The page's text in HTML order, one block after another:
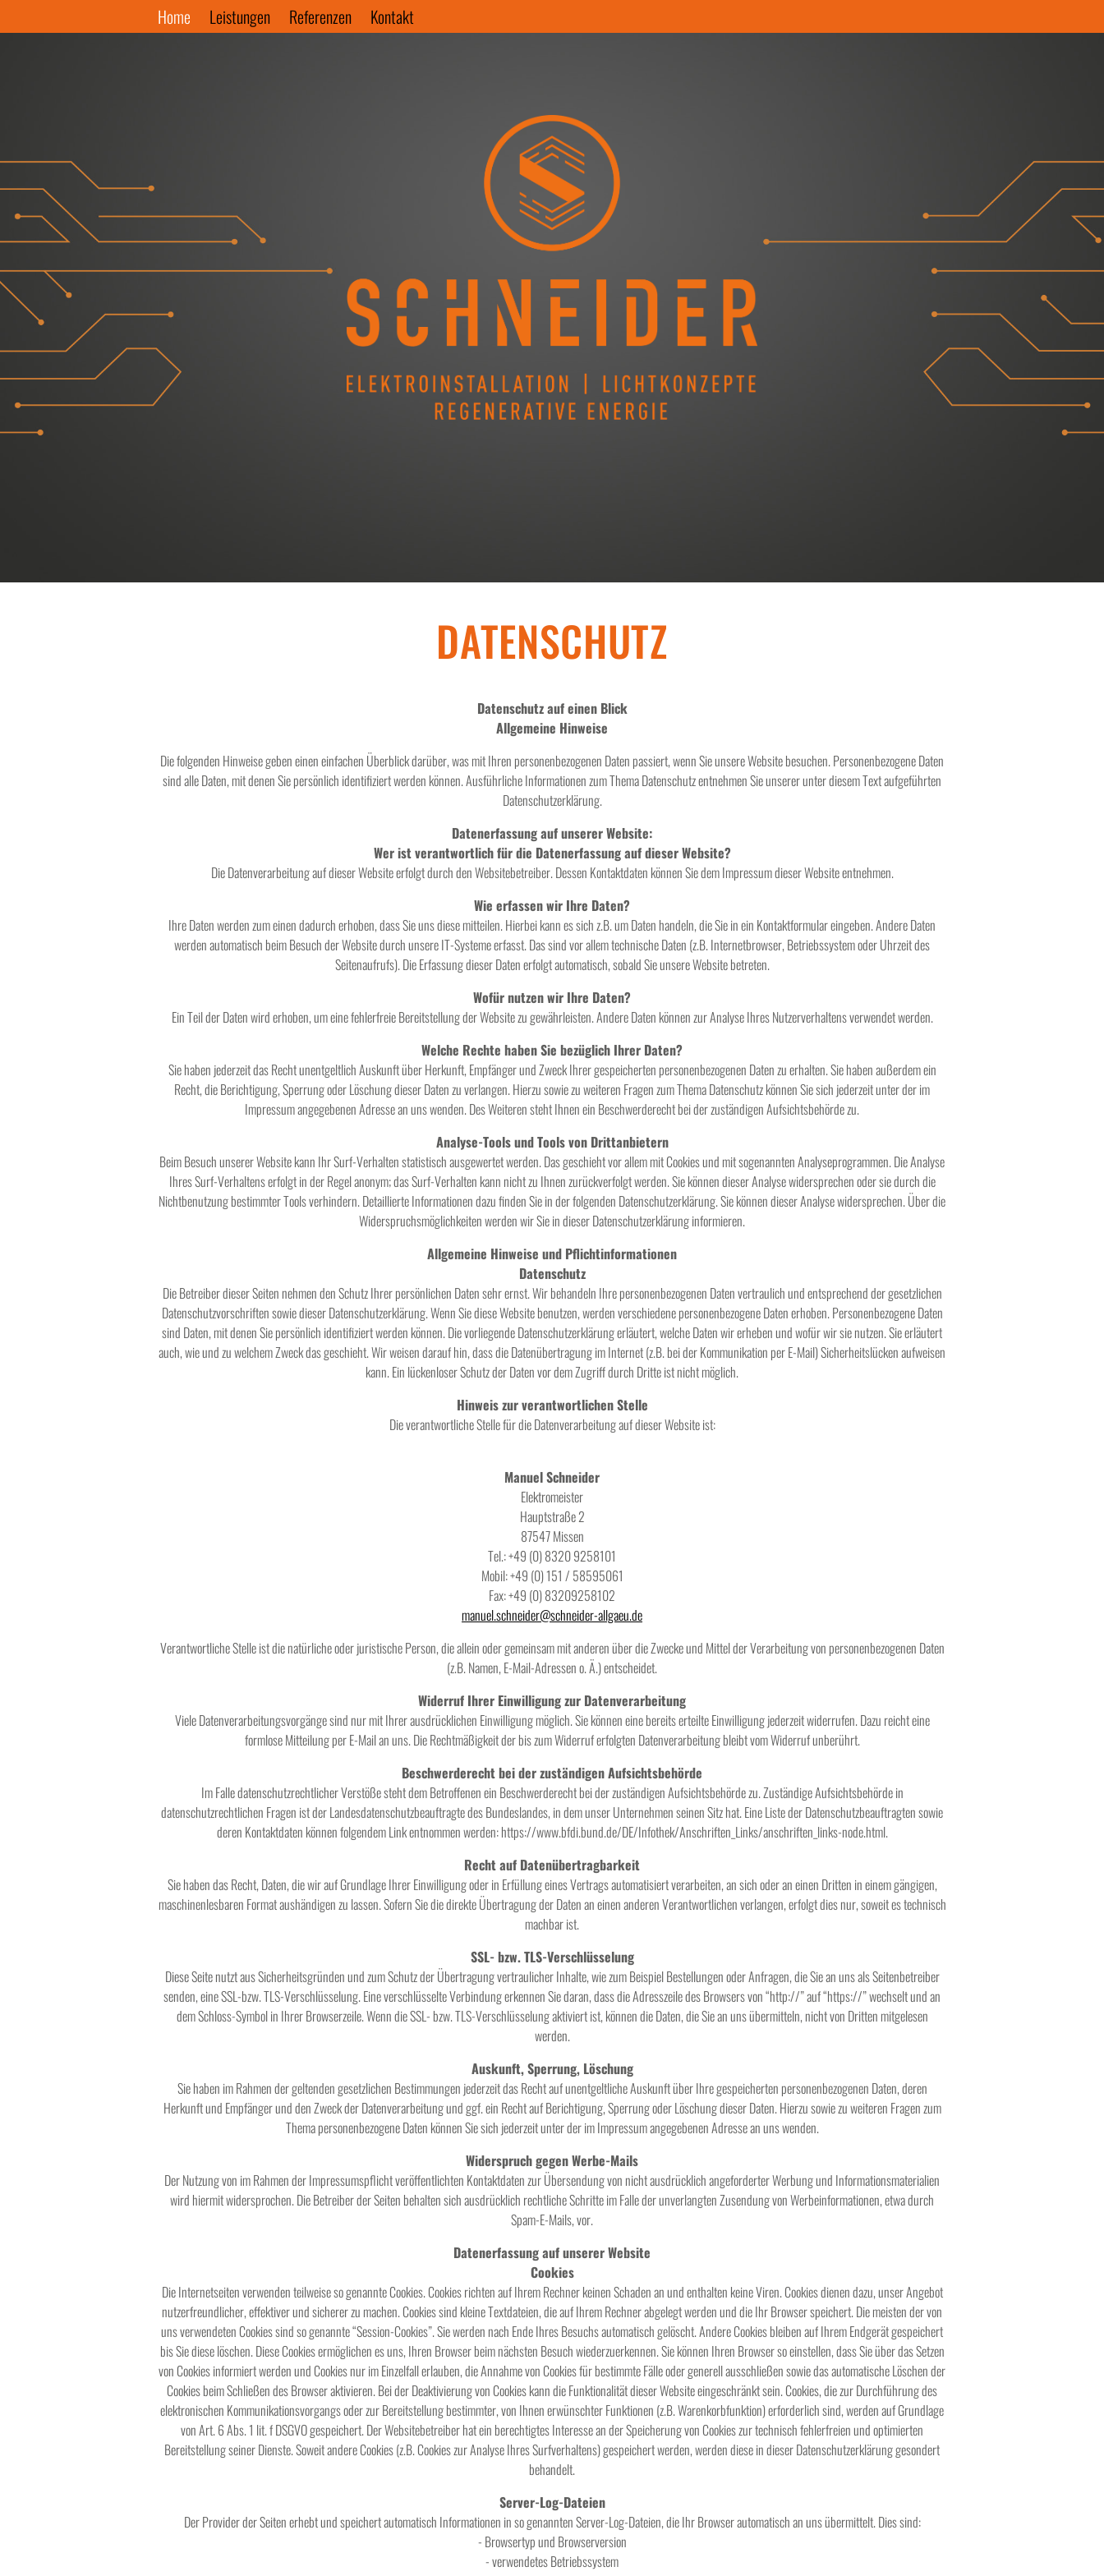
Home Leistungen Referenzen Kontakt
DATENSCHUTZ
Datenschutz auf einen Blick
Allgemeine Hinweise
Die folgenden Hinweise geben einen einfachen Überblick darüber, was mit Ihren personenbezogenen Daten passiert, wenn Sie unsere Website besuchen. Personenbezogene Daten
sind alle Daten, mit denen Sie persönlich identifiziert werden können. Ausführliche Informationen zum Thema Datenschutz entnehmen Sie unserer unter diesem Text aufgeführten
Datenschutzerklärung.
Datenerfassung auf unserer Website:
Wer ist verantwortlich für die Datenerfassung auf dieser Website?
Die Datenverarbeitung auf dieser Website erfolgt durch den Websitebetreiber. Dessen Kontaktdaten können Sie dem Impressum dieser Website entnehmen.
Wie erfassen wir Ihre Daten?
Ihre Daten werden zum einen dadurch erhoben, dass Sie uns diese mitteilen. Hierbei kann es sich z.B. um Daten handeln, die Sie in ein Kontaktformular eingeben. Andere Daten
werden automatisch beim Besuch der Website durch unsere IT-Systeme erfasst. Das sind vor allem technische Daten (z.B. Internetbrowser, Betriebssystem oder Uhrzeit des
Seitenaufrufs). Die Erfassung dieser Daten erfolgt automatisch, sobald Sie unsere Website betreten.
Wofür nutzen wir Ihre Daten?
Ein Teil der Daten wird erhoben, um eine fehlerfreie Bereitstellung der Website zu gewährleisten. Andere Daten können zur Analyse Ihres Nutzerverhaltens verwendet werden.
Welche Rechte haben Sie bezüglich Ihrer Daten?
Sie haben jederzeit das Recht unentgeltlich Auskunft über Herkunft, Empfänger und Zweck Ihrer gespeicherten personenbezogenen Daten zu erhalten. Sie haben außerdem ein
Recht, die Berichtigung, Sperrung oder Löschung dieser Daten zu verlangen. Hierzu sowie zu weiteren Fragen zum Thema Datenschutz können Sie sich jederzeit unter der im
Impressum angegebenen Adresse an uns wenden. Des Weiteren steht Ihnen ein Beschwerderecht bei der zuständigen Aufsichtsbehörde zu.
Analyse-Tools und Tools von Drittanbietern
Beim Besuch unserer Website kann Ihr Surf-Verhalten statistisch ausgewertet werden. Das geschieht vor allem mit Cookies und mit sogenannten Analyseprogrammen. Die Analyse
Ihres Surf-Verhaltens erfolgt in der Regel anonym; das Surf-Verhalten kann nicht zu Ihnen zurückverfolgt werden. Sie können dieser Analyse widersprechen oder sie durch die
Nichtbenutzung bestimmter Tools verhindern. Detaillierte Informationen dazu finden Sie in der folgenden Datenschutzerklärung. Sie können dieser Analyse widersprechen. Über die
Widerspruchsmöglichkeiten werden wir Sie in dieser Datenschutzerklärung informieren.
Allgemeine Hinweise und Pflichtinformationen
Datenschutz
Die Betreiber dieser Seiten nehmen den Schutz Ihrer persönlichen Daten sehr ernst. Wir behandeln Ihre personenbezogenen Daten vertraulich und entsprechend der gesetzlichen
Datenschutzvorschriften sowie dieser Datenschutzerklärung. Wenn Sie diese Website benutzen, werden verschiedene personenbezogene Daten erhoben. Personenbezogene Daten
sind Daten, mit denen Sie persönlich identifiziert werden können. Die vorliegende Datenschutzerklärung erläutert, welche Daten wir erheben und wofür wir sie nutzen. Sie erläutert
auch, wie und zu welchem Zweck das geschieht. Wir weisen darauf hin, dass die Datenübertragung im Internet (z.B. bei der Kommunikation per E-Mail) Sicherheitslücken aufweisen
kann. Ein lückenloser Schutz der Daten vor dem Zugriff durch Dritte ist nicht möglich.
Hinweis zur verantwortlichen Stelle
Die verantwortliche Stelle für die Datenverarbeitung auf dieser Website ist:
Manuel Schneider
Elektromeister
Hauptstraße 2
87547 Missen
Tel.: +49 (0) 8320 9258101
Mobil: +49 (0) 151 / 58595061
Fax: +49 (0) 83209258102
manuel.schneider@schneider-allgaeu.de
Verantwortliche Stelle ist die natürliche oder juristische Person, die allein oder gemeinsam mit anderen über die Zwecke und Mittel der Verarbeitung von personenbezogenen Daten
(z.B. Namen, E-Mail-Adressen o. Ä.) entscheidet.
Widerruf Ihrer Einwilligung zur Datenverarbeitung
Viele Datenverarbeitungsvorgänge sind nur mit Ihrer ausdrücklichen Einwilligung möglich. Sie können eine bereits erteilte Einwilligung jederzeit widerrufen. Dazu reicht eine
formlose Mitteilung per E-Mail an uns. Die Rechtmäßigkeit der bis zum Widerruf erfolgten Datenverarbeitung bleibt vom Widerruf unberührt.
Beschwerderecht bei der zuständigen Aufsichtsbehörde
Im Falle datenschutzrechtlicher Verstöße steht dem Betroffenen ein Beschwerderecht bei der zuständigen Aufsichtsbehörde zu. Zuständige Aufsichtsbehörde in
datenschutzrechtlichen Fragen ist der Landesdatenschutzbeauftragte des Bundeslandes, in dem unser Unternehmen seinen Sitz hat. Eine Liste der Datenschutzbeauftragten sowie
deren Kontaktdaten können folgendem Link entnommen werden: https://www.bfdi.bund.de/DE/Infothek/Anschriften_Links/anschriften_links-node.html.
Recht auf Datenübertragbarkeit
Sie haben das Recht, Daten, die wir auf Grundlage Ihrer Einwilligung oder in Erfüllung eines Vertrags automatisiert verarbeiten, an sich oder an einen Dritten in einem gängigen,
maschinenlesbaren Format aushändigen zu lassen. Sofern Sie die direkte Übertragung der Daten an einen anderen Verantwortlichen verlangen, erfolgt dies nur, soweit es technisch
machbar ist.
SSL- bzw. TLS-Verschlüsselung
Diese Seite nutzt aus Sicherheitsgründen und zum Schutz der Übertragung vertraulicher Inhalte, wie zum Beispiel Bestellungen oder Anfragen, die Sie an uns als Seitenbetreiber
senden, eine SSL-bzw. TLS-Verschlüsselung. Eine verschlüsselte Verbindung erkennen Sie daran, dass die Adresszeile des Browsers von “http://” auf “https://” wechselt und an
dem Schloss-Symbol in Ihrer Browserzeile. Wenn die SSL- bzw. TLS-Verschlüsselung aktiviert ist, können die Daten, die Sie an uns übermitteln, nicht von Dritten mitgelesen
werden.
Auskunft, Sperrung, Löschung
Sie haben im Rahmen der geltenden gesetzlichen Bestimmungen jederzeit das Recht auf unentgeltliche Auskunft über Ihre gespeicherten personenbezogenen Daten, deren
Herkunft und Empfänger und den Zweck der Datenverarbeitung und ggf. ein Recht auf Berichtigung, Sperrung oder Löschung dieser Daten. Hierzu sowie zu weiteren Fragen zum
Thema personenbezogene Daten können Sie sich jederzeit unter der im Impressum angegebenen Adresse an uns wenden.
Widerspruch gegen Werbe-Mails
Der Nutzung von im Rahmen der Impressumspflicht veröffentlichten Kontaktdaten zur Übersendung von nicht ausdrücklich angeforderter Werbung und Informationsmaterialien
wird hiermit widersprochen. Die Betreiber der Seiten behalten sich ausdrücklich rechtliche Schritte im Falle der unverlangten Zusendung von Werbeinformationen, etwa durch
Spam-E-Mails, vor.
Datenerfassung auf unserer Website
Cookies
Die Internetseiten verwenden teilweise so genannte Cookies. Cookies richten auf Ihrem Rechner keinen Schaden an und enthalten keine Viren. Cookies dienen dazu, unser Angebot
nutzerfreundlicher, effektiver und sicherer zu machen. Cookies sind kleine Textdateien, die auf Ihrem Rechner abgelegt werden und die Ihr Browser speichert. Die meisten der von
uns verwendeten Cookies sind so genannte “Session-Cookies”. Sie werden nach Ende Ihres Besuchs automatisch gelöscht. Andere Cookies bleiben auf Ihrem Endgerät gespeichert
bis Sie diese löschen. Diese Cookies ermöglichen es uns, Ihren Browser beim nächsten Besuch wiederzuerkennen. Sie können Ihren Browser so einstellen, dass Sie über das Setzen
von Cookies informiert werden und Cookies nur im Einzelfall erlauben, die Annahme von Cookies für bestimmte Fälle oder generell ausschließen sowie das automatische Löschen der
Cookies beim Schließen des Browser aktivieren. Bei der Deaktivierung von Cookies kann die Funktionalität dieser Website eingeschränkt sein. Cookies, die zur Durchführung des
elektronischen Kommunikationsvorgangs oder zur Bereitstellung bestimmter, von Ihnen erwünschter Funktionen (z.B. Warenkorbfunktion) erforderlich sind, werden auf Grundlage
von Art. 6 Abs. 1 lit. f DSGVO gespeichert. Der Websitebetreiber hat ein berechtigtes Interesse an der Speicherung von Cookies zur technisch fehlerfreien und optimierten
Bereitstellung seiner Dienste. Soweit andere Cookies (z.B. Cookies zur Analyse Ihres Surfverhaltens) gespeichert werden, werden diese in dieser Datenschutzerklärung gesondert
behandelt.
Server-Log-Dateien
Der Provider der Seiten erhebt und speichert automatisch Informationen in so genannten Server-Log-Dateien, die Ihr Browser automatisch an uns übermittelt. Dies sind:
- Browsertyp und Browserversion
- verwendetes Betriebssystem